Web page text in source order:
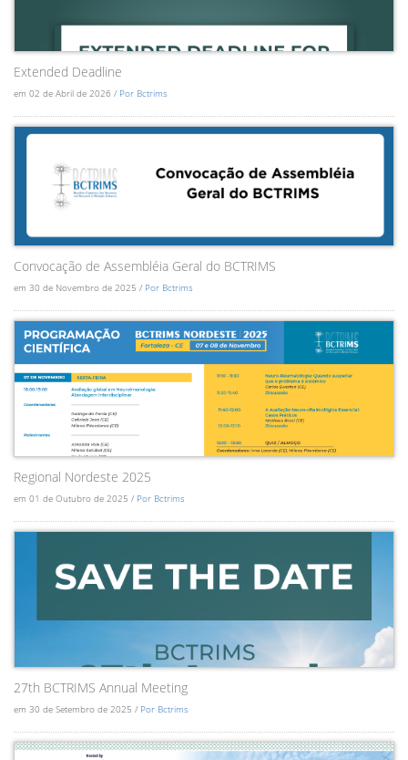
Extended Deadline
em 02 de Abril de 2026 / Por Bctrims
Convocação de Assembléia Geral do BCTRIMS
em 30 de Novembro de 2025 / Por Bctrims
Regional Nordeste 2025
em 01 de Outubro de 2025 / Por Bctrims
27th BCTRIMS Annual Meeting
em 30 de Setembro de 2025 / Por Bctrims